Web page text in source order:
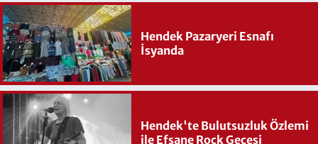
Hendek Pazaryeri Esnafı
İsyanda
Hendek'te Bulutsuzluk Özlemi
ile Efsane Rock Gecesi